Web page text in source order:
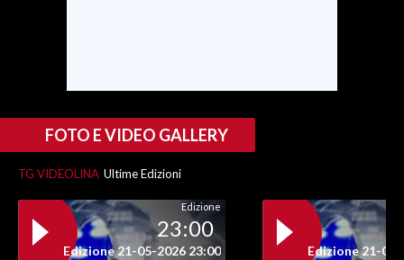
FOTO E VIDEO GALLERY
TG VIDEOLINA Ultime Edizioni
Edizione
23:00
Edizione 21-05-2026 23:00 Edizione 21-05-